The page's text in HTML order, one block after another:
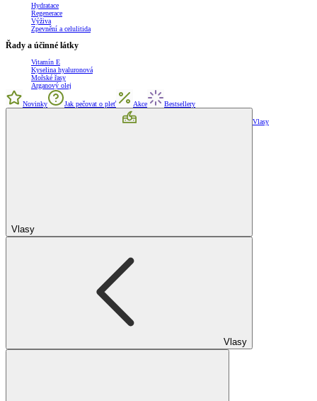
Hydratace
Regenerace
Výživa
Zpevnění a celulitida
Řady a účinné látky
Vitamín E
Kyselina hyaluronová
Mořské řasy
Arganový olej
Novinky Jak pečovat o pleť Akce Bestsellery
Vlasy
Vlasy
Vlasy